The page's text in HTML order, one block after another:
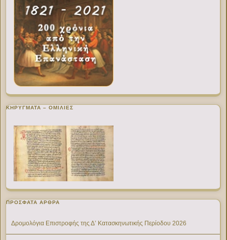
ΚΗΡΥΓΜΑΤΑ – ΟΜΙΛΙΕΣ
ΠΡΌΣΦΑΤΑ ΆΡΘΡΑ
Δρομολόγια Επιστροφής της Δ’ Κατασκηνωτικής Περίοδου 2026